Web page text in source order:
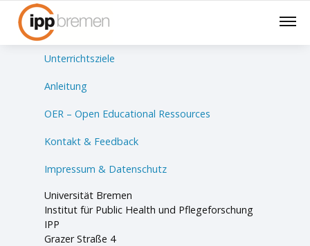
Lernsituationen
Unterrichtsziele
Anleitung
OER – Open Educational Ressources
Kontakt & Feedback
Impressum & Datenschutz
Universität Bremen
Institut für Public Health und Pflegeforschung
IPP
Grazer Straße 4